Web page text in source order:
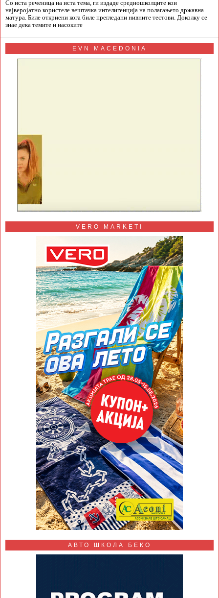
Со иста реченица на иста тема, ги издаде средношколците кои
најверојатно користеле вештачка интелигенција на полагањето државна
матура. Биле откриени кога биле прегледани нивните тестови. Доколку се
знае дека темите и насоките
EVN MACEDONIA
VERO MARKETI
АВТО ШКОЛА БЕКО